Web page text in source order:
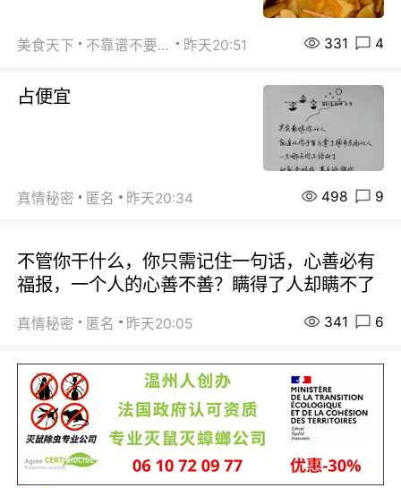
美食天下 不靠谱不要联系 昨天20:51 331 4
占便宜
真情秘密 匿名 昨天20:34 498 9
不管你干什么，你只需记住一句话，心善必有
福报，一个人的心善不善？瞒得了人却瞒不了
真情秘密 匿名 昨天20:05 341 6